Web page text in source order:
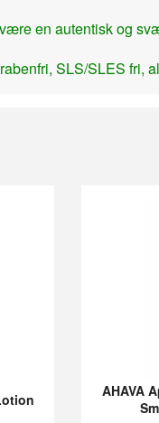
en autentisk og
SLS/SLES fri,
AHAVA